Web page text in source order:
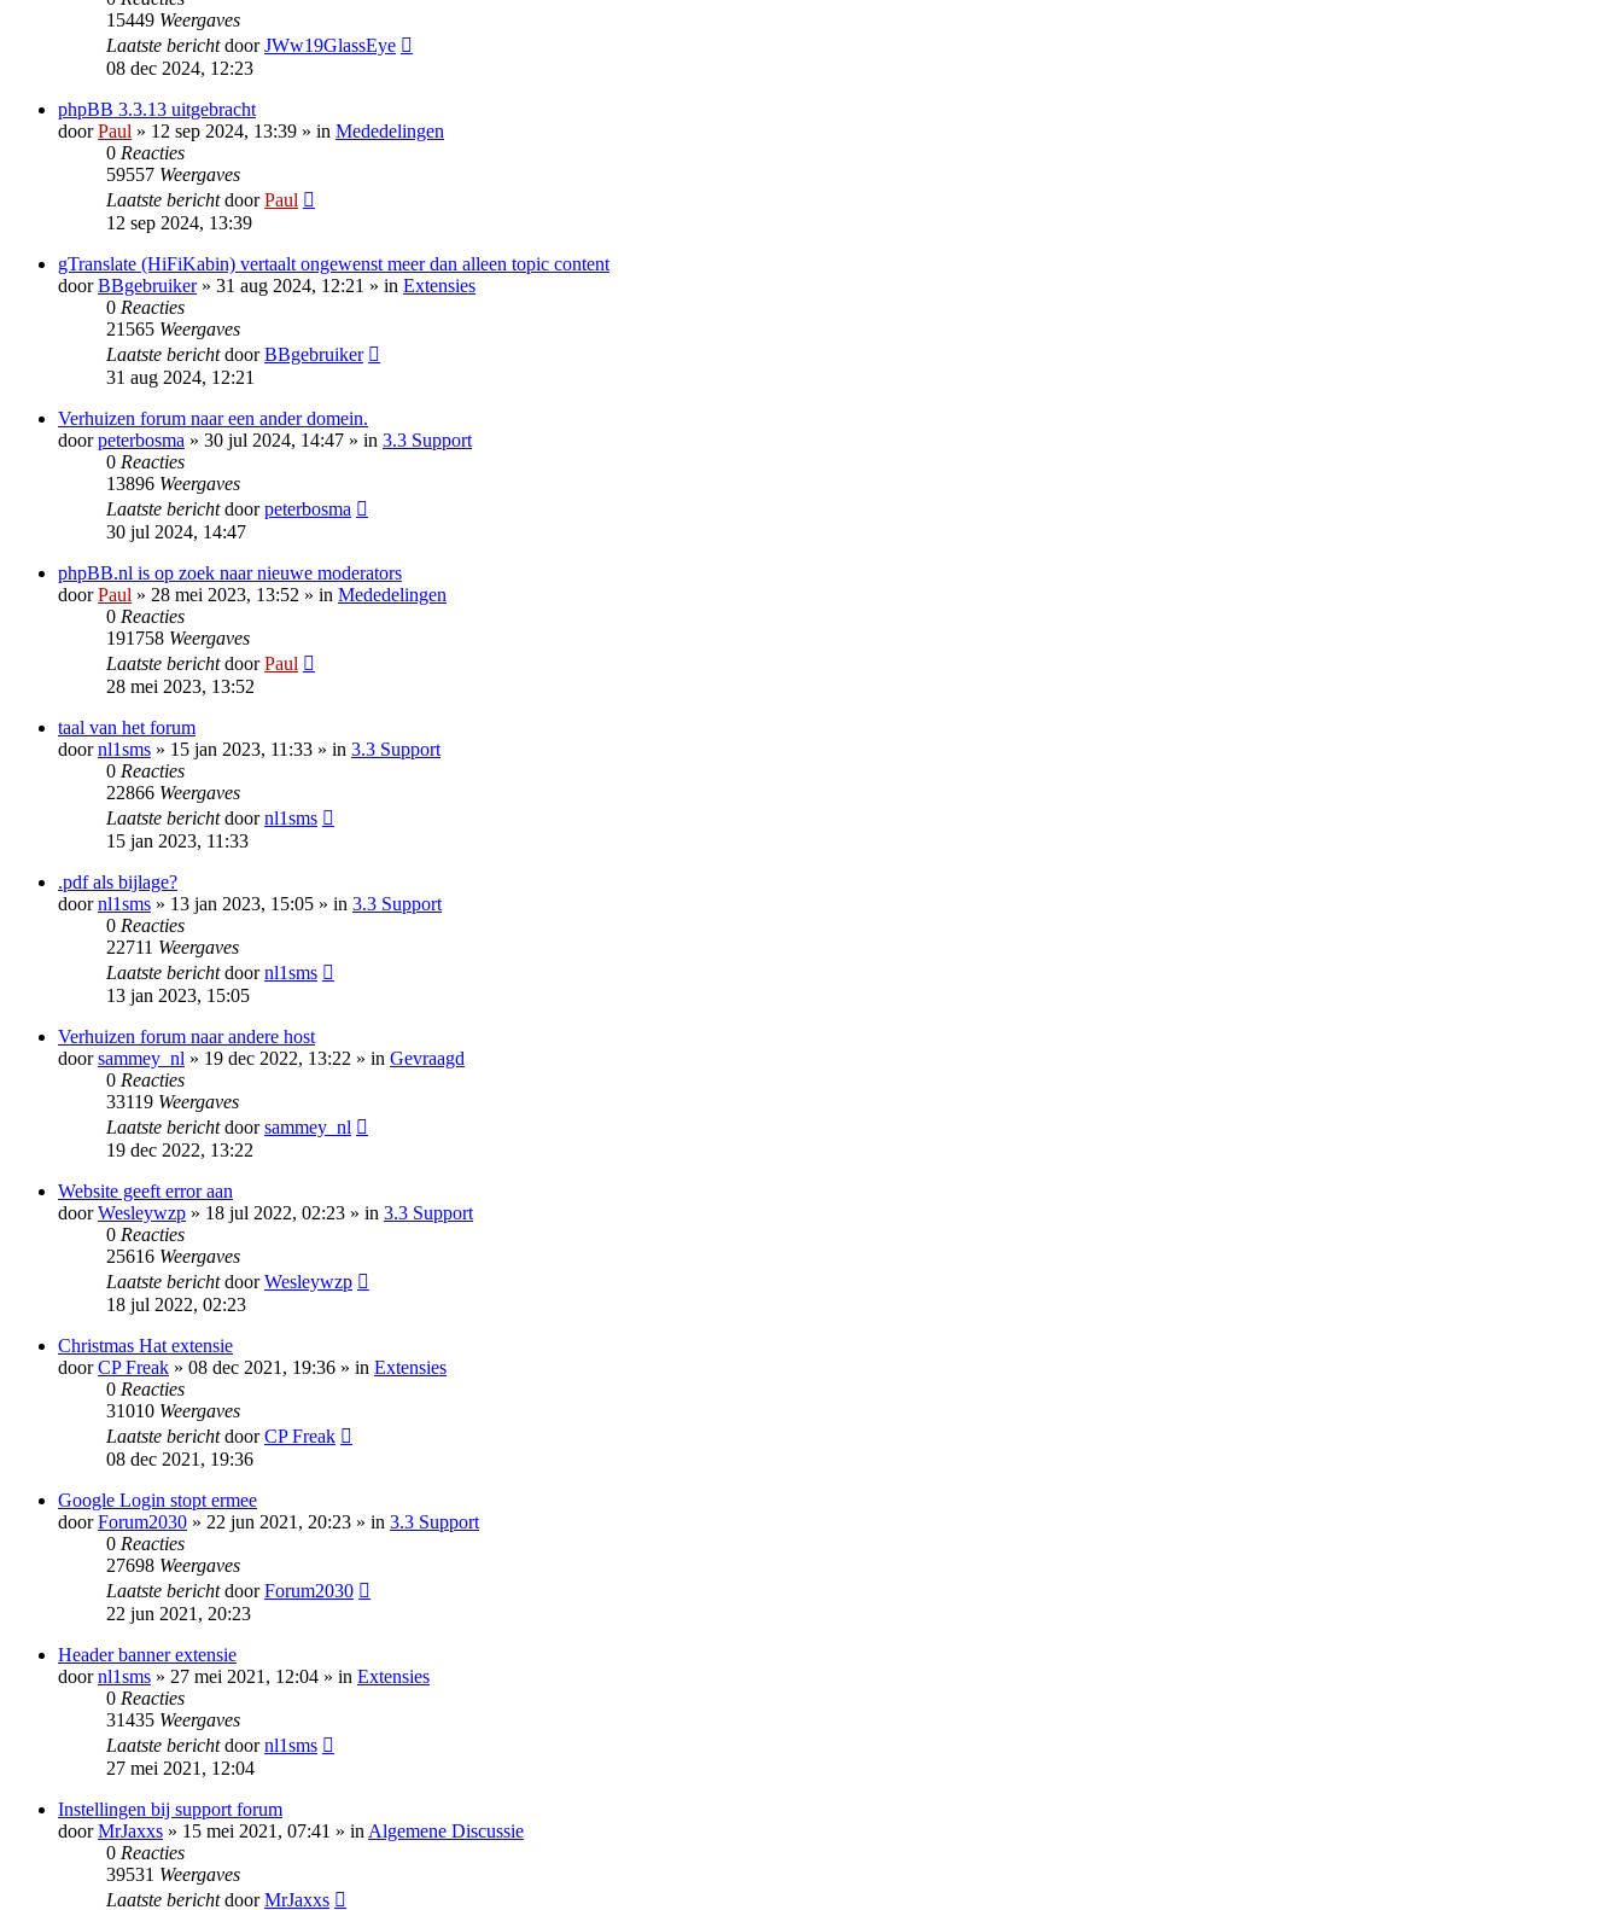
15449 Weergaves
Laatste berichtdoorJWw19GlassEye
08 dec 2024, 12:23
phpBB 3.3.13 uitgebracht
doorPaul » 12 sep 2024, 13:39 » in Mededelingen
0 Reacties
59557 Weergaves
Laatste berichtdoorPaul
12 sep 2024, 13:39
gTranslate (HiFiKabin) vertaalt ongewenst meer dan alleen topic content
doorBBgebruiker» 31 aug 2024, 12:21 » in Extensies
0 Reacties
21565 Weergaves
Laatste berichtdoorBBgebruiker
31 aug 2024, 12:21
Verhuizen forum naar een ander domein.
doorpeterbosma » 30 jul 2024, 14:47 » in 3.3 Support
0 Reacties
13896 Weergaves
Laatste berichtdoorpeterbosma
30 jul 2024, 14:47
phpBB.nl is op zoek naar nieuwe moderators
doorPaul » 28 mei 2023, 13:52 » in Mededelingen
0 Reacties
191758 Weergaves
Laatste berichtdoorPaul
28 mei 2023, 13:52
taal van het forum
doornl1sms » 15 jan 2023, 11:33 » in 3.3 Support
0 Reacties
22866 Weergaves
Laatste berichtdoornl1sms
15 jan 2023, 11:33
.pdf als bijlage?
doornl1sms » 13 jan 2023, 15:05 » in 3.3 Support
0 Reacties
22711 Weergaves
Laatste berichtdoornl1sms
13 jan 2023, 15:05
Verhuizen forum naar andere host
doorsammey_nl » 19 dec 2022, 13:22 » in Gevraagd
0 Reacties
33119 Weergaves
Laatste berichtdoorsammey_nl
19 dec 2022, 13:22
Website geeft error aan
doorWesleywzp » 18 jul 2022, 02:23 » in 3.3 Support
0 Reacties
25616 Weergaves
Laatste berichtdoorWesleywzp
18 jul 2022, 02:23
Christmas Hat extensie
doorCP Freak » 08 dec 2021, 19:36 » in Extensies
0 Reacties
31010 Weergaves
Laatste berichtdoorCP Freak
08 dec 2021, 19:36
Google Login stopt ermee
doorForum2030 » 22 jun 2021, 20:23 » in 3.3 Support
0 Reacties
27698 Weergaves
Laatste berichtdoorForum2030
22 jun 2021, 20:23
Header banner extensie
doornl1sms » 27 mei 2021, 12:04 » in Extensies
0 Reacties
31435 Weergaves
Laatste berichtdoornl1sms
27 mei 2021, 12:04
Instellingen bij support forum
doorMrJaxxs » 15 mei 2021, 07:41 » inAlgemene Discussie
0 Reacties
39531 Weergaves
Laatste berichtdoorMrJaxxs